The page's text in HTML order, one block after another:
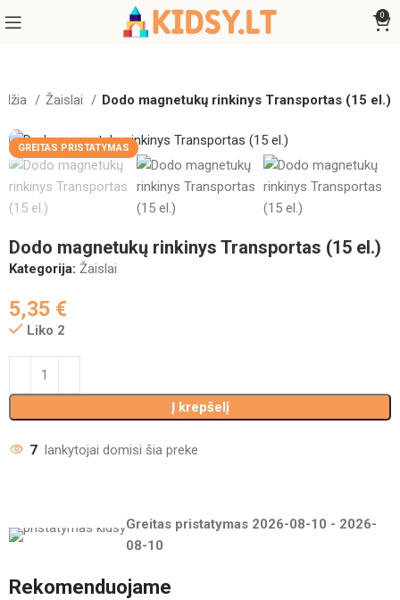
0
Žaislai Dodo magnetukų rinkinys Transportas (15 el.)
GREITAS PRISTATYMAS
Dodo magnetukų rinkinys Transportas (15 el.)
Kategorija: Žaislai
5,35 €
Liko 2
Į krepšelį
7 lankytojai domisi šia preke
Greitas pristatymas 2026-08-10 - 2026-
08-10
Rekomenduojame